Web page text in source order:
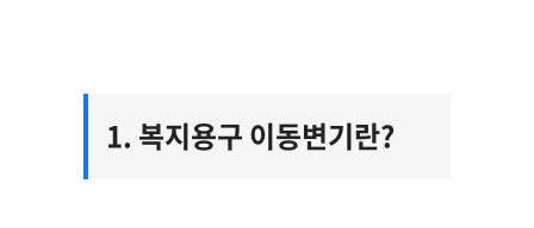
1. 복지용구 이동변기란?